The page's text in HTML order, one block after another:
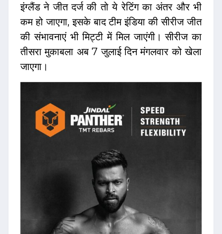
इंग्लैंड ने जीत दर्ज की तो ये रेटिंग का अंतर और भी
कम हो जाएगा, इसके बाद टीम इंडिया की सीरीज जीत
की संभावनाएं भी मिट्टी में मिल जाएंगी। सीरीज का
तीसरा मुकाबला अब 7 जुलाई दिन मंगलवार को खेला
जाएगा।